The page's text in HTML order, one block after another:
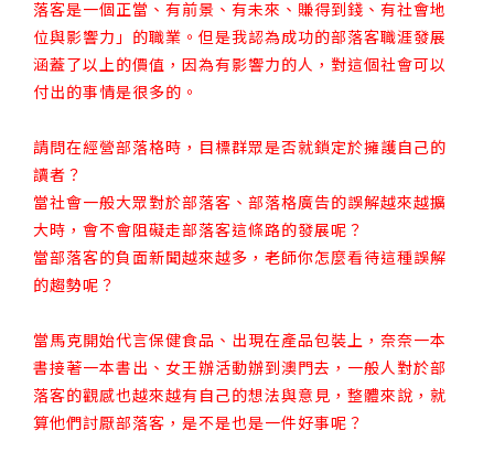
落客是一個正當、有前景、有未來、賺得到錢、有社會地
位與影響力」的職業。但是我認為成功的部落客職涯發展
涵蓋了以上的價值，因為有影響力的人，對這個社會可以
付出的事情是很多的。
請問在經營部落格時，目標群眾是否就鎖定於擁護自己的
讀者？
當社會一般大眾對於部落客、部落格廣告的誤解越來越擴
大時，會不會阻礙走部落客這條路的發展呢？
當部落客的負面新聞越來越多，老師你怎麼看待這種誤解
的趨勢呢？
當馬克開始代言保健食品、出現在產品包裝上，奈奈一本
書接著一本書出、女王辦活動辦到澳門去，一般人對於部
落客的觀感也越來越有自己的想法與意見，整體來說，就
算他們討厭部落客，是不是也是一件好事呢？